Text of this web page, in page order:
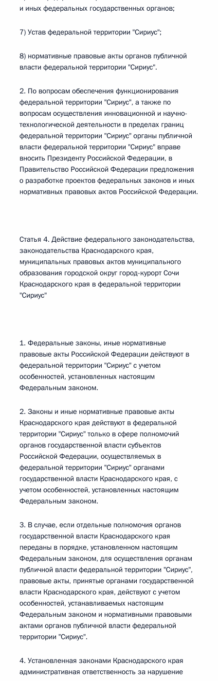
и иных федеральных государственных органов;
7) Устав федеральной территории "Сириус";
8) нормативные правовые акты органов публичной
власти федеральной территории "Сириус".
2. По вопросам обеспечения функционирования
федеральной территории "Сириус", а также по
вопросам осуществления инновационной и научно-
технологической деятельности в пределах границ
федеральной территории "Сириус" органы публичной
власти федеральной территории "Сириус" вправе
вносить Президенту Российской Федерации, в
Правительство Российской Федерации предложения
о разработке проектов федеральных законов и иных
нормативных правовых актов Российской Федерации.
Статья 4. Действие федерального законодательства,
законодательства Краснодарского края,
муниципальных правовых актов муниципального
образования городской округ город-курорт Сочи
Краснодарского края в федеральной территории
"Сириус"
1. Федеральные законы, иные нормативные
правовые акты Российской Федерации действуют в
федеральной территории "Сириус" с учетом
особенностей, установленных настоящим
Федеральным законом.
2. Законы и иные нормативные правовые акты
Краснодарского края действуют в федеральной
территории "Сириус" только в сфере полномочий
органов государственной власти субъектов
Российской Федерации, осуществляемых в
федеральной территории "Сириус" органами
государственной власти Краснодарского края, с
учетом особенностей, установленных настоящим
Федеральным законом.
3. В случае, если отдельные полномочия органов
государственной власти Краснодарского края
переданы в порядке, установленном настоящим
Федеральным законом, для осуществления органам
публичной власти федеральной территории "Сириус",
правовые акты, принятые органами государственной
власти Краснодарского края, действуют с учетом
особенностей, устанавливаемых настоящим
Федеральным законом и нормативными правовыми
актами органов публичной власти федеральной
территории "Сириус".
4. Установленная законами Краснодарского края
административная ответственность за нарушение